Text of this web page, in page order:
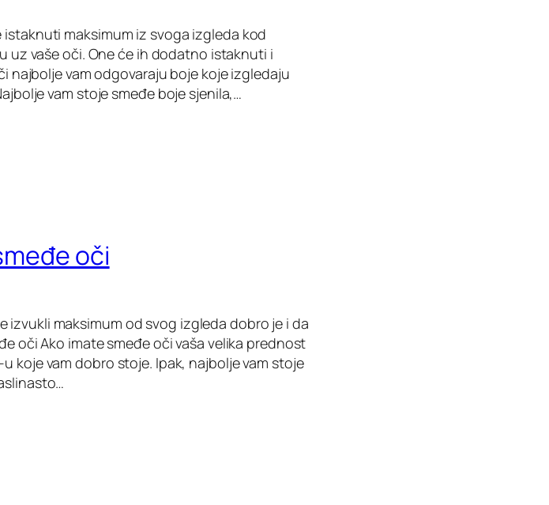
maksimum iz svoga izgleda kod
uz vaše oči. One će ih dodatno istaknuti i
vam odgovaraju boje koje izgledaju
vam stoje smeđe boje sjenila,…
oči
izvukli maksimum od svog izgleda dobro je i da
oči Ako imate smeđe oči vaša velika prednost
koje vam dobro stoje. Ipak, najbolje vam stoje